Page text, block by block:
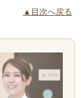
▲目次へ戻る